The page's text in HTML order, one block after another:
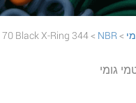
>
NBR
> 344 NBR 70 Black X-Ring